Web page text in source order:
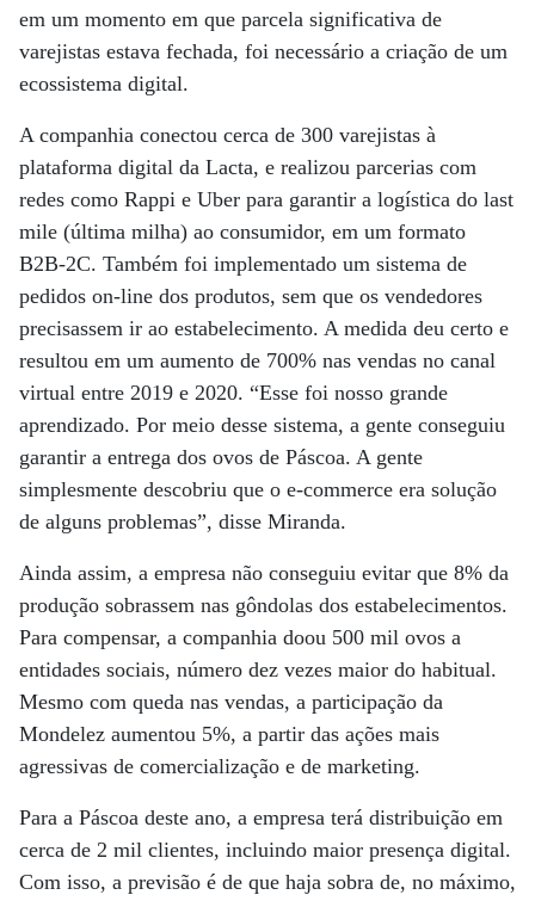
em um momento em que parcela significativa de
varejistas estava fechada, foi necessário a criação de um
ecossistema digital.
A companhia conectou cerca de 300 varejistas à
plataforma digital da Lacta, e realizou parcerias com
redes como Rappi e Uber para garantir a logística do last
mile (última milha) ao consumidor, em um formato
B2B-2C. Também foi implementado um sistema de
pedidos on-line dos produtos, sem que os vendedores
precisassem ir ao estabelecimento. A medida deu certo e
resultou em um aumento de 700% nas vendas no canal
virtual entre 2019 e 2020. “Esse foi nosso grande
aprendizado. Por meio desse sistema, a gente conseguiu
garantir a entrega dos ovos de Páscoa. A gente
simplesmente descobriu que o e-commerce era solução
de alguns problemas”, disse Miranda.
Ainda assim, a empresa não conseguiu evitar que 8% da
produção sobrassem nas gôndolas dos estabelecimentos.
Para compensar, a companhia doou 500 mil ovos a
entidades sociais, número dez vezes maior do habitual.
Mesmo com queda nas vendas, a participação da
Mondelez aumentou 5%, a partir das ações mais
agressivas de comercialização e de marketing.
Para a Páscoa deste ano, a empresa terá distribuição em
cerca de 2 mil clientes, incluindo maior presença digital.
Com isso, a previsão é de que haja sobra de, no máximo,